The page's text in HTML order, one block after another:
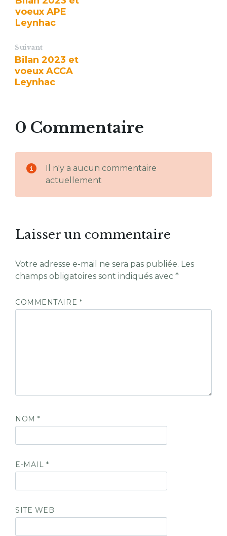
voeux APE
Leynhac
Suivant
Bilan 2023 et
voeux ACCA
Leynhac
0 Commentaire
Il n'y a aucun commentaire
actuellement
Laisser un commentaire
Votre adresse e-mail ne sera pas publiée. Les
champs obligatoires sont indiqués avec *
COMMENTAIRE *
NOM*
E-MAIL *
SITE WEB